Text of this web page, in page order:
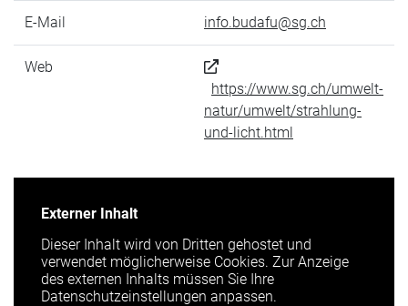
E-Mail info.budafu@sg.ch
Web
https://www.sg.ch/umwelt-
natur/umwelt/strahlung-
und-licht.html
Externer Inhalt
Dieser Inhalt wird von Dritten gehostet und
verwendet möglicherweise Cookies. Zur Anzeige
des externen Inhalts müssen Sie Ihre
Datenschutzeinstellungen anpassen.